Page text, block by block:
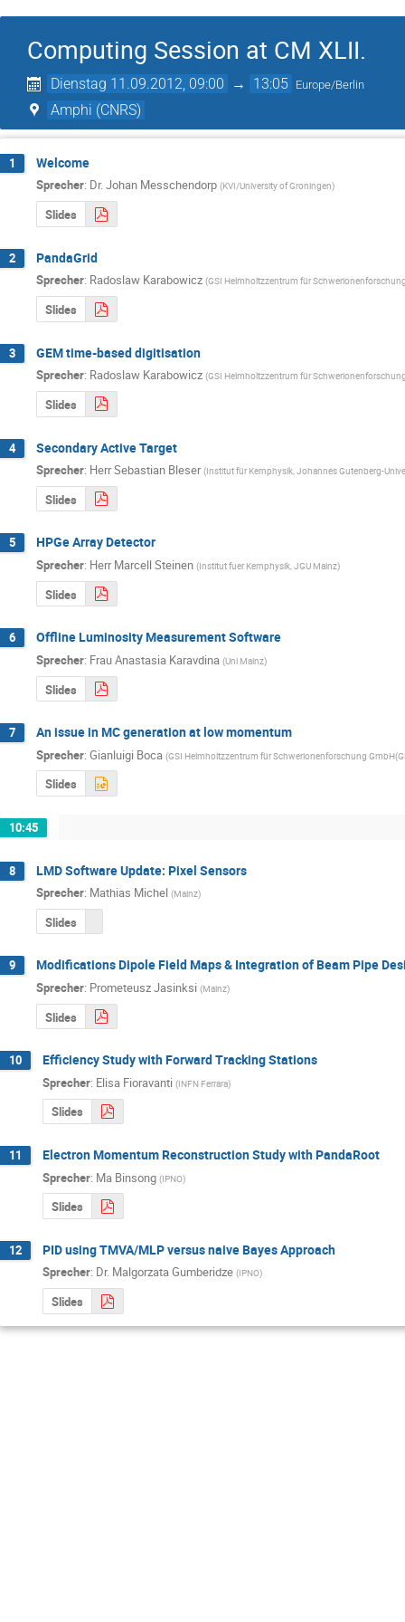
Computing Session at CM XLII.
Dienstag 11.09.2012, 09:00 → 13:05 Europe/Berlin
Amphi (CNRS)
1 Welcome
Sprecher: Dr.Johan Messchendorp (KVI/University of Groningen)
Slides
2 PandaGrid
Sprecher: Radoslaw Karabowicz (GSI Helmholtzzentrum für
Slides
3 GEM time-based digitisation
Sprecher: Radoslaw Karabowicz (GSI Helmholtzzentrum für
Slides
4 Secondary Active Target
Sprecher: HerrSebastian Bleser (Institut für Kernphysik, Johannes Gutenberg-
Slides
5 HPGe Array Detector
Sprecher: Herr Marcell Steinen (Institut fuer Kernphysik, JGU Mainz)
Slides
6 Offline Luminosity Measurement Software
Sprecher: FrauAnastasia Karavdina (Uni Mainz)
Slides
7 An issue in MC generation at low momentum
Sprecher: Gianluigi Boca (GSI Helmholtzzentrum für Schwerionenforschung
Slides
10:45
8 LMD Software Update: Pixel Sensors
Sprecher: Mathias Michel (Mainz)
Slides
9 Modifications Dipole Field Maps & Integration of Beam Pipe
Sprecher: Prometeusz Jasinksi (Mainz)
Slides
10 Efficiency Study with Forward Tracking Stations
Sprecher: Elisa Fioravanti (INFN Ferrara)
Slides
11 Electron Momentum Reconstruction Study with PandaRoot
Sprecher: Ma Binsong (IPNO)
Slides
12 PID using TMVA/MLP versus naive Bayes Approach
Sprecher: Dr. Malgorzata Gumberidze (IPNO)
Slides